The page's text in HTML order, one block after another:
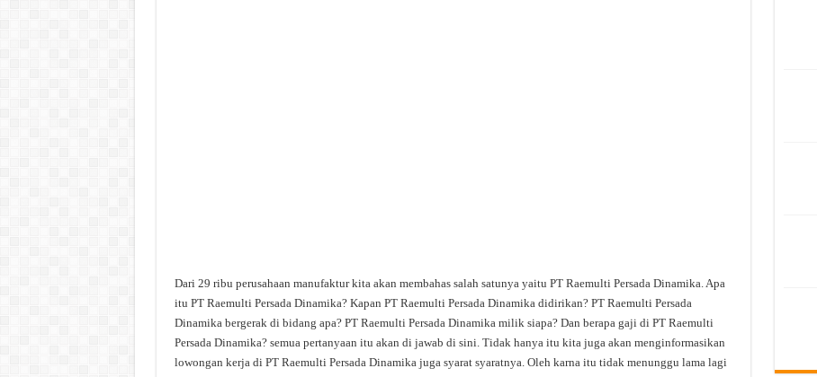
Dari 29 ribu perusahaan manufaktur kita akan membahas salah satunya yaitu PT Raemulti Persada Dinamika. Apa
itu PT Raemulti Persada Dinamika? Kapan PT Raemulti Persada Dinamika didirikan? PT Raemulti Persada
Dinamika bergerak di bidang apa? PT Raemulti Persada Dinamika milik siapa? Dan berapa gaji di PT Raemulti
Persada Dinamika? semua pertanyaan itu akan di jawab di sini. Tidak hanya itu kita juga akan menginformasikan
lowongan kerja di PT Raemulti Persada Dinamika juga syarat syaratnya. Oleh karna itu tidak menunggu lama lagi